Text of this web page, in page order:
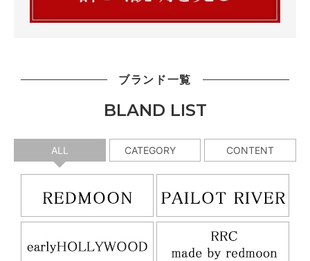
ブランド一覧
BLAND LIST
ALL CATEGORY CONTENT